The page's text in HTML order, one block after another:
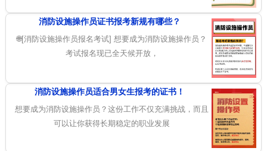
消防设施操作员证书报考新规有哪些？
🌐[消防设施操作员报名考试] 想要成为消防设施操作员？
考试报名现已全天候开放，
消防设施操作员适合男女生报考的证书！
想要成为消防设施操作员？这份工作不仅充满挑战，而且
可以让你获得长期稳定的职业发展